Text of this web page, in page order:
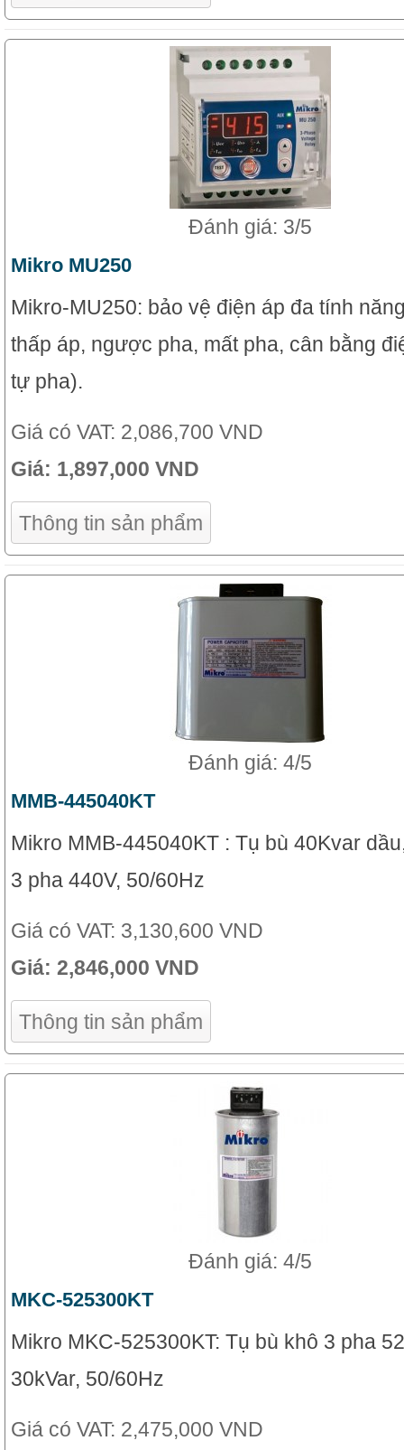
Đánh giá: 3/5
Mikro MU250
Mikro-MU250: bảo vệ điện áp đa tính
thấp áp, ngược pha, mất pha, cân bằng
tự pha).
Giá có VAT: 2,086,700 VND
Giá: 1,897,000 VND
Thông tin sản phẩm
Đánh giá: 4/5
MMB-445040KT
Mikro MMB-445040KT : Tụ bù 40Kvar
3 pha 440V, 50/60Hz
Giá có VAT: 3,130,600 VND
Giá: 2,846,000 VND
Thông tin sản phẩm
Đánh giá: 4/5
MKC-525300KT
Mikro MKC-525300KT: Tụ bù khô 3 pha
30kVar, 50/60Hz
Giá có VAT: 2,475,000 VND